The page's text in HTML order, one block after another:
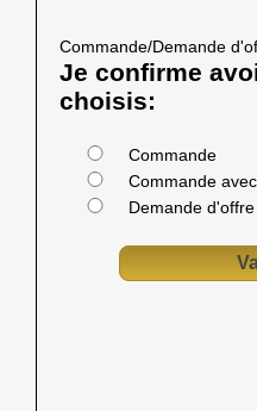
Commande/Demande
Je confirme
choisis:
Commande
Commande
Demande d'offre